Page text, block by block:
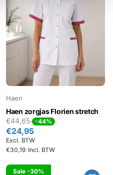
Haen
Haen zorgjas Florien stretch
€44,65
-44%
€30,19 Incl. BTW
€24,95
Excl. BTW
Sale -30%